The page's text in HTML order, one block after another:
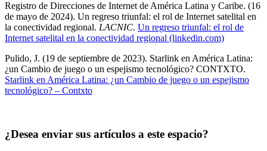
Registro de Direcciones de Internet de América Latina y Caribe. (16
de mayo de 2024). Un regreso triunfal: el rol de Internet satelital en
la conectividad regional. LACNIC. Un regreso triunfal: el rol de
Internet satelital en la conectividad regional (linkedin.com)
Pulido, J. (19 de septiembre de 2023). Starlink en América Latina:
¿un Cambio de juego o un espejismo tecnológico? CONTXTO.
Starlink en América Latina: ¿un Cambio de juego o un espejismo
tecnológico? – Contxto
¿Desea enviar sus artículos a este espacio?